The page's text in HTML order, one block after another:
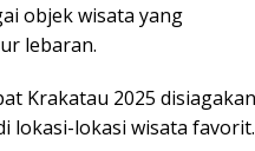
objek wisata yang
lebaran.
Krakatau 2025 disiagakan
lokasi-lokasi wisata favorit.